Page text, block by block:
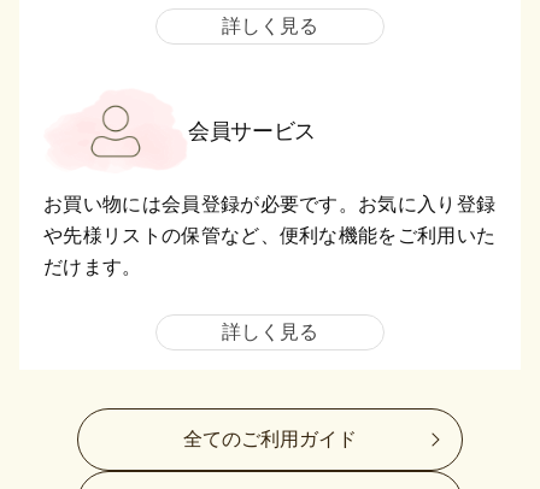
詳しく見る
会員サービス
お買い物には会員登録が必要です。お気に入り登録
や先様リストの保管など、便利な機能をご利用いた
だけます。
詳しく見る
全てのご利用ガイド